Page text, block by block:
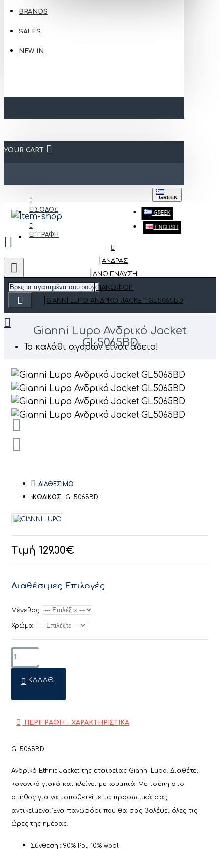
BRANDS
SALES
NEW IN
YOUR CART
ΕΙΣΟΔΟΣ
ΕΓΓΡΑΦΗ
GREEK
GREEK
ENGLISH
Το καλάθι αγορών είναι άδειο!
ΑΝΔΡΑΣ
ΆΝΩ ΈΝΔΥΣΗ
ΠΑΝΩΦΌΡΙ
GIANNI LUPO ΑΝΔΡΙΚΌ JACKET GL5065BD
Gianni Lupo Ανδρικό Jacket
GL5065BD
Τιμή 129.00€
ΔΙΑΘΕΣΙΜΟ
ΚΩΔΙΚΟΣ: GL5065BD
Διαθέσιμες Επιλογές
Μέγεθος
Χρώμα
ΚΑΛΆΘΙ
ΠΕΡΙΓΡΑΦΗ - ΧΑΡΑΚΤΗΡΙΣΤΙΚΑ
GL5065BD
Ανδρικό Ethnic Jacket της εταιρείας Gianni Lupo. Διαθέτει
κανονικό γιακά και κλείνει με κουμπιά. Με τσέπη στο
στήθος για να τοποθετείτε τα προσωπικά σας
αντικείμενα. Ένα πανωφόρι που θα σας βολέψει όλες τις
ώρες της ημέρας.
Σύνθεση : 90% Pol, 10% wool